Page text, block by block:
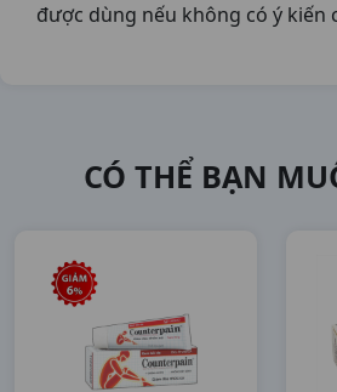
được dùng nếu không có ý kiến
CÓ THỂ BẠN